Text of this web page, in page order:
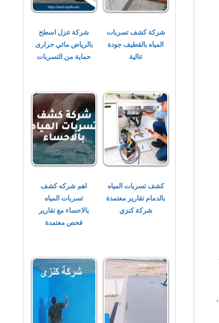
شركة كشف تسربات
المياه بالقطيف جودة
عالية
شركة عزل اسطح
بالرياض مائي حرارى
حماية من التسربات
كشف تسربات المياه
بالدمام تقارير معتمدة
شركة كنزي
اهم شركه كشف
تسربات المياه
بالاحساء مع تقارير
فحص معتمدة